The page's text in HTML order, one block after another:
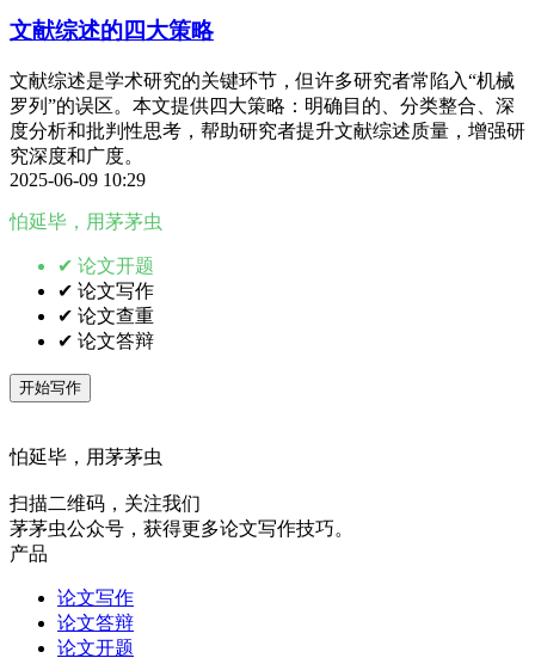
文献综述的四大策略
文献综述是学术研究的关键环节，但许多研究者常陷入“机械
罗列”的误区。本文提供四大策略：明确目的、分类整合、深
度分析和批判性思考，帮助研究者提升文献综述质量，增强研
究深度和广度。
2025-06-09 10:29
怕延毕，用茅茅虫
✔ 论文开题
✔ 论文写作
✔ 论文查重
✔ 论文答辩
开始写作
怕延毕，用茅茅虫
扫描二维码，关注我们
茅茅虫公众号，获得更多论文写作技巧。
产品
论文写作
论文答辩
论文开题